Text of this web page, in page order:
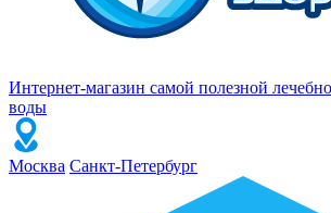
Интернет-магазин самой полезной
воды
Москва Санкт-Петербург